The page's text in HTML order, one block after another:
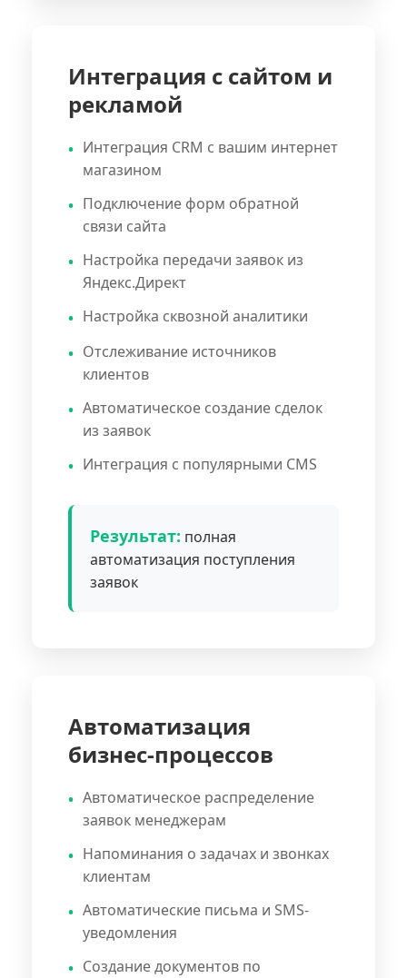
Интеграция с сайтом и
рекламой
Интеграция CRM с вашим интернет
магазином
Подключение форм обратной
связи сайта
Настройка передачи заявок из
Яндекс.Директ
Настройка сквозной аналитики
Отслеживание источников
клиентов
Автоматическое создание сделок
из заявок
Интеграция с популярными CMS
Результат: полная
автоматизация поступления
заявок
Автоматизация
бизнес-процессов
Автоматическое распределение
заявок менеджерам
Напоминания о задачах и звонках
клиентам
Автоматические письма и SMS-
уведомления
Создание документов по